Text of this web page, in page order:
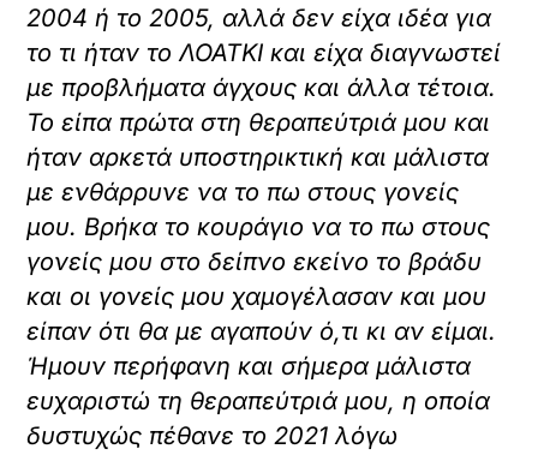
2004 ή το 2005, αλλά δεν είχα ιδέα για
το τι ήταν το ΛΟΑΤΚΙ και είχα διαγνωστεί
με προβλήματα άγχους και άλλα τέτοια.
Το είπα πρώτα στη θεραπεύτριά μου και
ήταν αρκετά υποστηρικτική και μάλιστα
με ενθάρρυνε να το πω στους γονείς
μου. Βρήκα το κουράγιο να το πω στους
γονείς μου στο δείπνο εκείνο το βράδυ
και οι γονείς μου χαμογέλασαν και μου
είπαν ότι θα με αγαπούν ό,τι κι αν είμαι.
Ήμουν περήφανη και σήμερα μάλιστα
ευχαριστώ τη θεραπεύτριά μου, η οποία
δυστυχώς πέθανε το 2021 λόγω